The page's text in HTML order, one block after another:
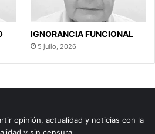
IGNORANCIA FUNCIONAL
5 julio, 2026
opinión, actualidad y noticias con la
y sin censura.